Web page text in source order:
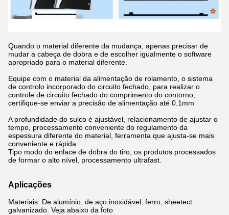
Quando o material diferente da mudança, apenas precisar de
mudar a cabeça de dobra e de escolher igualmente o software
apropriado para o material diferente.
Equipe com o material da alimentação de rolamento, o sistema
de controlo incorporado do circuito fechado, para realizar o
controle de circuito fechado do comprimento do contorno,
certifique-se enviar a precisão de alimentação até 0.1mm
A profundidade do sulco é ajustável, relacionamento de ajustar o
tempo, processamento conveniente do regulamento da
espessura diferente do material, ferramenta que ajusta-se mais
conveniente e rápida
Tipo modo do enlace de dobra do tiro, os produtos processados
de formar o alto nível, processamento ultrafast.
Aplicações
Materiais: De alumínio, de aço inoxidável, ferro, sheetect
galvanizado. Veja abaixo da foto